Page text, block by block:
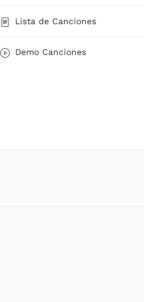
Lista de Canciones
Demo Canciones